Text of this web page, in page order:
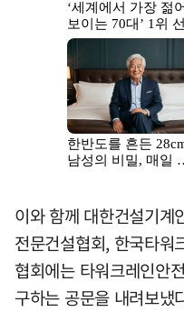
이와 함께 대한건설기계
전문건설협회, 한국타워
협회에는 타워크레인안
구하는 공문을 내려보냈